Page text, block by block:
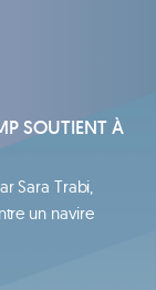
SOUTIENT À
Sara Trabi,
un navire